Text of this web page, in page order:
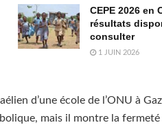
CEPE 2026 en
résultats
consulter
1 JUIN 2026
d’une école de l’ONU à
mais il montre la fermeté